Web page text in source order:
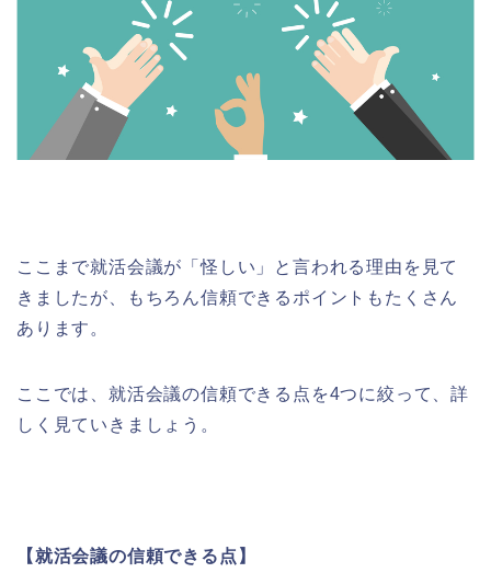
ここまで就活会議が「怪しい」と言われる理由を見て
きましたが、もちろん信頼できるポイントもたくさん
あります。
ここでは、就活会議の信頼できる点を4つに絞って、詳
しく見ていきましょう。
【就活会議の信頼できる点】